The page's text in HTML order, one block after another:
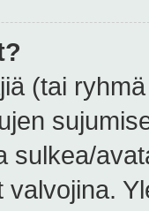
(tai
sulkea/
valvojina.